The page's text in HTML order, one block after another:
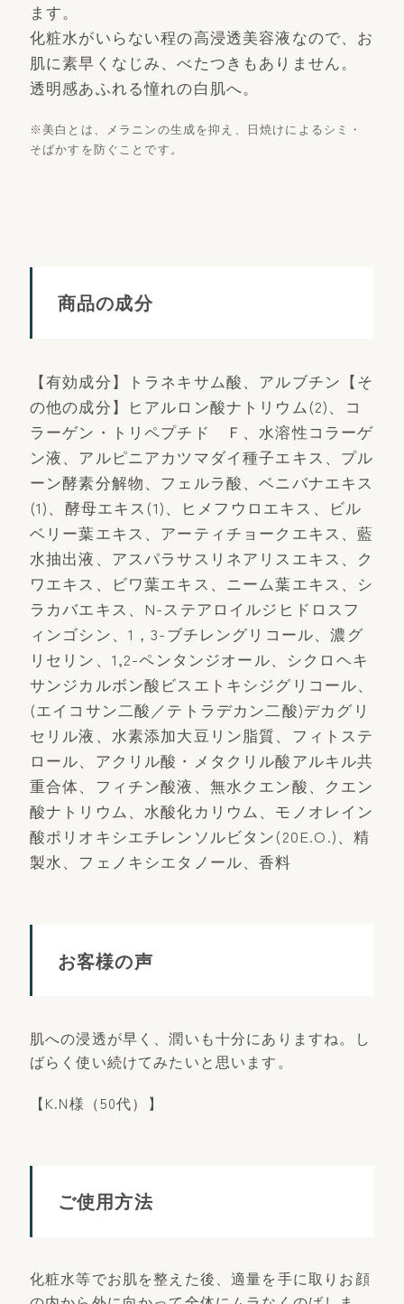
ます。
化粧水がいらない程の高浸透美容液なので、お
肌に素早くなじみ、べたつきもありません。
透明感あふれる憧れの白肌へ。
※美白とは、メラニンの生成を抑え、日焼けによるシミ・
そばかすを防ぐことです。
商品の成分
【有効成分】トラネキサム酸、アルブチン【そ
の他の成分】ヒアルロン酸ナトリウム(2)、コ
ラーゲン・トリペプチド Ｆ、水溶性コラーゲ
ン液、アルピニアカツマダイ種子エキス、プル
ーン酵素分解物、フェルラ酸、ベニバナエキス
(1)、酵母エキス(1)、ヒメフウロエキス、ビル
ベリー葉エキス、アーティチョークエキス、藍
水抽出液、アスパラサスリネアリスエキス、ク
ワエキス、ビワ葉エキス、ニーム葉エキス、シ
ラカバエキス、N-ステアロイルジヒドロスフ
ィンゴシン、1，3-ブチレングリコール、濃グ
リセリン、1,2-ペンタンジオール、シクロヘキ
サンジカルボン酸ビスエトキシジグリコール、
(エイコサン二酸／テトラデカン二酸)デカグリ
セリル液、水素添加大豆リン脂質、フィトステ
ロール、アクリル酸・メタクリル酸アルキル共
重合体、フィチン酸液、無水クエン酸、クエン
酸ナトリウム、水酸化カリウム、モノオレイン
酸ポリオキシエチレンソルビタン(20E.O.)、精
製水、フェノキシエタノール、香料
お客様の声
肌への浸透が早く、潤いも十分にありますね。し
ばらく使い続けてみたいと思います。
【K.N様（50代）】
ご使用方法
化粧水等でお肌を整えた後、適量を手に取りお顔